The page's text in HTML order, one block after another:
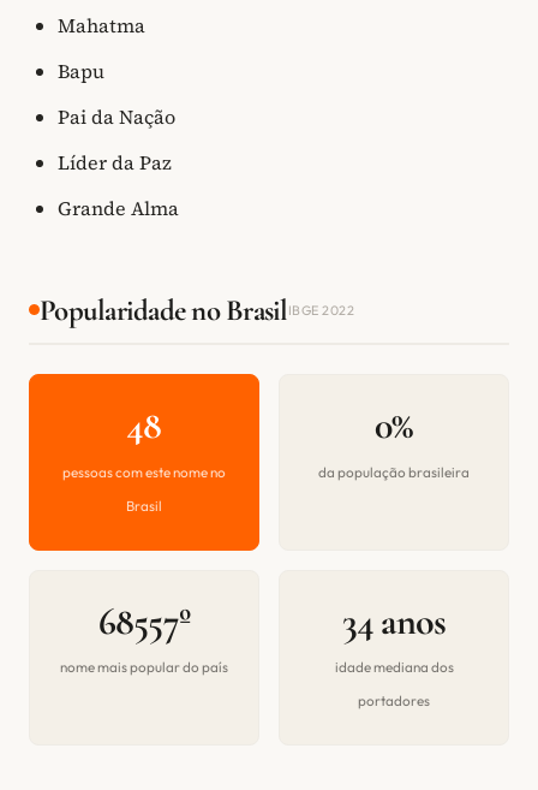
Mahatma
Bapu
Pai da Nação
Líder da Paz
Grande Alma
Popularidade no BrasilIBGE 2022
48
pessoas com este nome no
Brasil
0%
da população brasileira
68557º
nome mais popular do país
34 anos
idade mediana dos
portadores